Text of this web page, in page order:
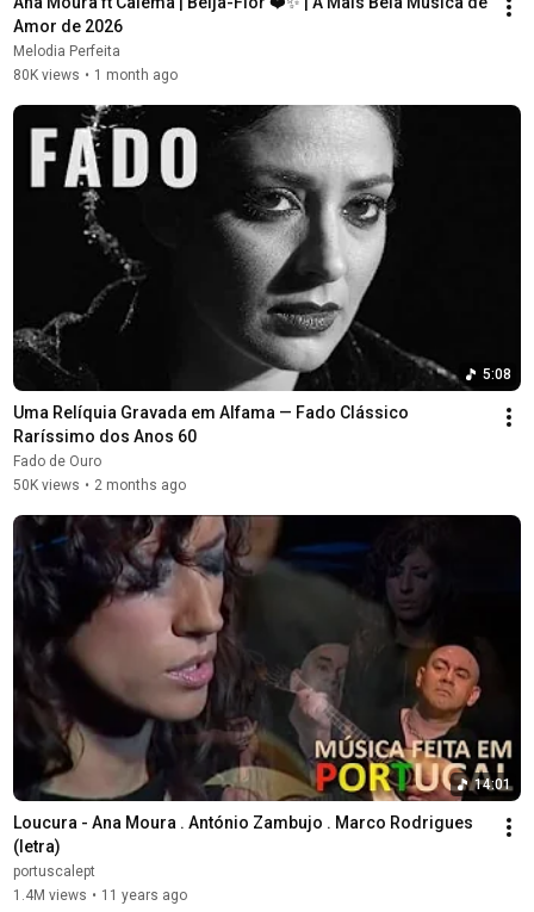
Amor de 2026
Melodia Perfeita
80K views • 1 month ago
5:08
Uma Relíquia Gravada em Alfama — Fado Clássico
Raríssimo dos Anos 60
Fado de Ouro
50K views • 2 months ago
14:01
Loucura - Ana Moura . António Zambujo . Marco Rodrigues
(letra)
portuscalept
1.4M views • 11 years ago